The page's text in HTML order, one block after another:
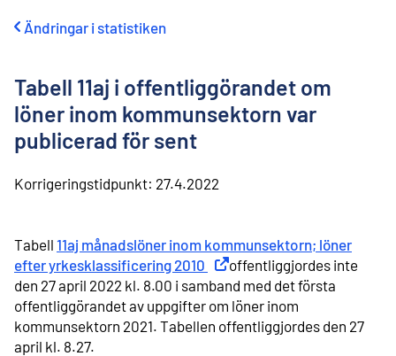
Ändringar i statistiken
Tabell 11aj i offentliggörandet om
löner inom kommunsektorn var
publicerad för sent
Korrigeringstidpunkt: 27.4.2022
Tabell 11aj månadslöner inom kommunsektorn; löner
efter yrkesklassificering 2010 Extern länk
offentliggjordes inte
den 27 april 2022 kl. 8.00 i samband med det första
offentliggörandet av uppgifter om löner inom
kommunsektorn 2021. Tabellen offentliggjordes den 27
april kl. 8.27.